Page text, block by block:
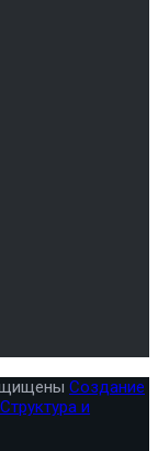
Создание
Структура и